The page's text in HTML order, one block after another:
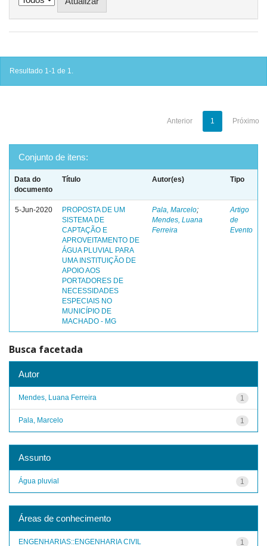
Resultado 1-1 de 1.
Anterior 1 Próximo
Conjunto de itens:
Data do
documento
Título Autor(es) Tipo
5-Jun-2020
PROPOSTA DE UM
SISTEMA DE
CAPTAÇÃO E
APROVEITAMENTO DE
ÁGUA PLUVIAL PARA
UMA INSTITUIÇÃO DE
APOIO AOS
PORTADORES DE
NECESSIDADES
ESPECIAIS NO
MUNICÍPIO DE
MACHADO - MG
Pala, Marcelo;
Mendes, Luana
Ferreira
Artigo
de
Evento
Busca facetada
Autor
1
Mendes, Luana Ferreira
1
Pala, Marcelo
Assunto
1
Água pluvial
Áreas de conhecimento
1
ENGENHARIAS::ENGENHARIA CIVIL